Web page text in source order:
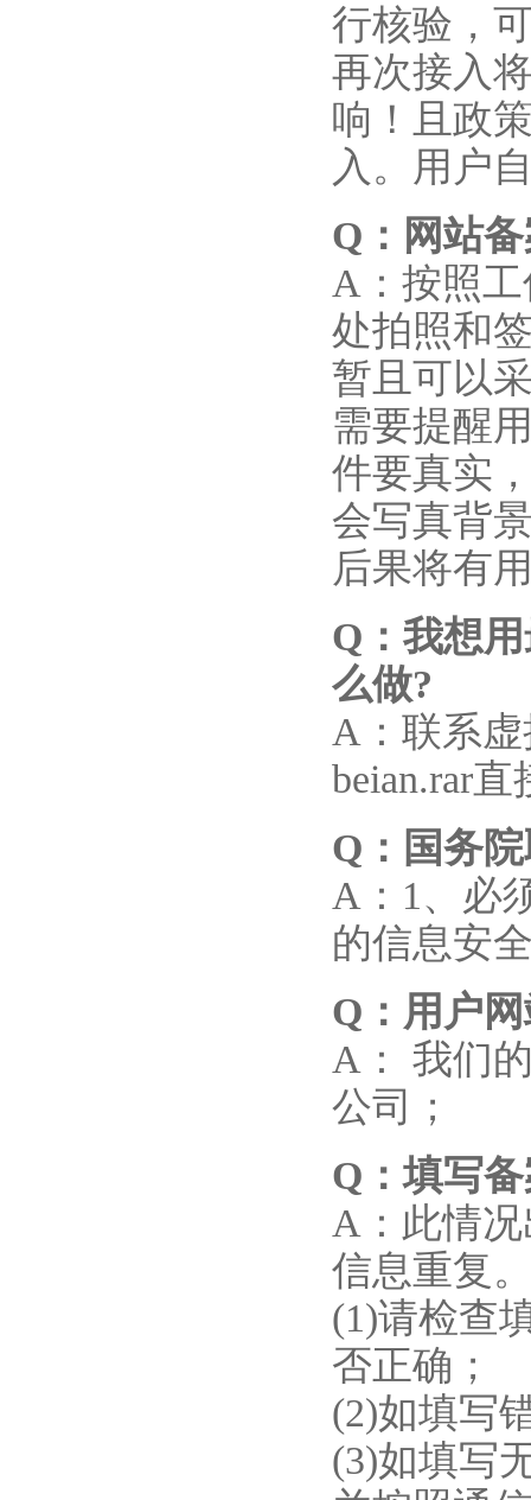
行核验，
再次接入
响！且政
入。用户
Q ：网站
A：按照
处拍照和
暂且可以
需要提醒
件要真实
会写真背
后果将有
Q ：我想
么做?
A：联系
beian.rar
Q ：国务
A：1、必
的信息安
Q ：用户
A： 我们
公司；
Q ：填写
A：此情
信息重复
(1)请检查
否正确；
(2)如填写
(3)如填写